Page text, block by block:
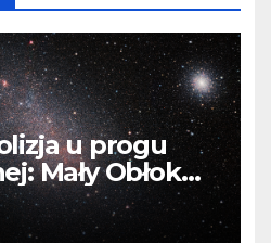
u progu
Mały Obłok
się na